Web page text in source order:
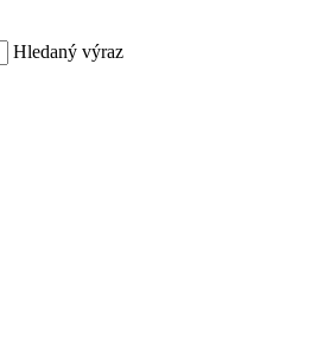
Hledaný výraz